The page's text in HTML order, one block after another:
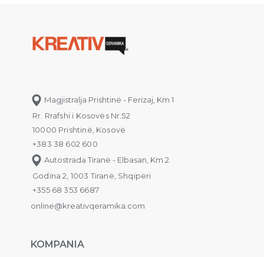
Magjistralja Prishtinë - Ferizaj, Km 1
Rr. Rrafshi i Kosovës Nr.52
10000 Prishtinë, Kosovë
+383 38 602 600
Autostrada Tiranë - Elbasan, Km 2
Godina 2, 1003 Tiranë, Shqipëri
+355 68 353 6687
online@kreativqeramika.com
KOMPANIA